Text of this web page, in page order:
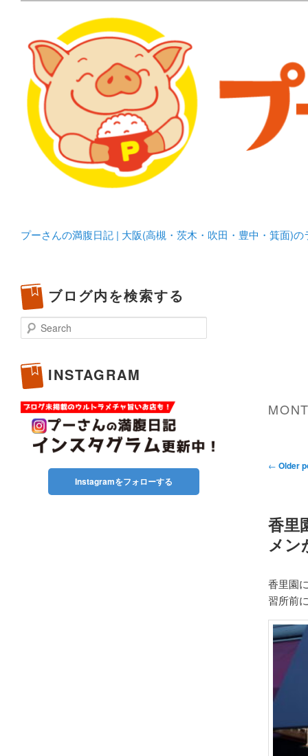
プーさんの満腹日記 |
豊中・箕面)のランチ＆
化してます。
プーさんの満腹日記 | 大阪(高槻・茨木・吹田・豊中・箕面)
Post
← Older
香里
メン
香里園
習所前
ブログ内を検索する
Search
INSTAGRAM
Instagramをフォローする